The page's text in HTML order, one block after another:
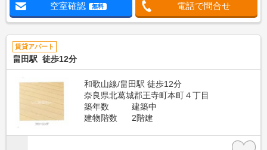
空室確認 無料 電話で問合せ
賃貸アパート
畠田駅 徒歩12分
和歌山線/畠田駅 徒歩12分
奈良県北葛城郡王寺町本町４丁目
築年数
建築中
建物階数
2階建